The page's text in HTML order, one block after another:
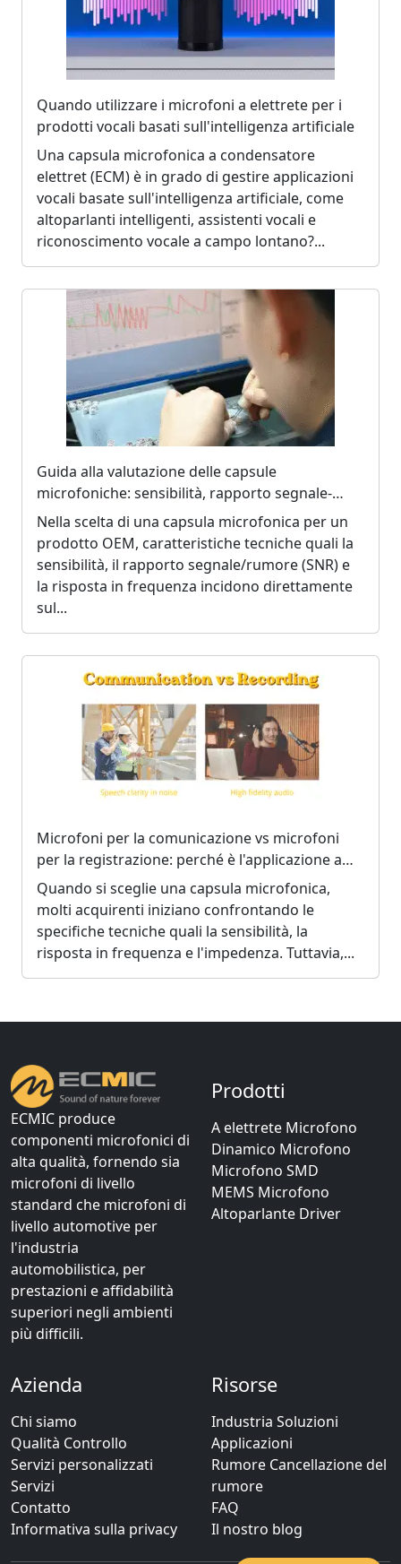
Quando utilizzare i microfoni a elettrete per i
prodotti vocali basati sull'intelligenza artificiale
Una capsula microfonica a condensatore
elettret (ECM) è in grado di gestire applicazioni
vocali basate sull'intelligenza artificiale, come
altoparlanti intelligenti, assistenti vocali e
riconoscimento vocale a campo lontano?...
Guida alla valutazione delle capsule
microfoniche: sensibilità, rapporto segnale-
rumore (SNR) e risposta in frequenza
Nella scelta di una capsula microfonica per un
prodotto OEM, caratteristiche tecniche quali la
sensibilità, il rapporto segnale/rumore (SNR) e
la risposta in frequenza incidono direttamente
sul...
Microfoni per la comunicazione vs microfoni
per la registrazione: perché è l'applicazione a
determinare la scelta
Quando si sceglie una capsula microfonica,
molti acquirenti iniziano confrontando le
specifiche tecniche quali la sensibilità, la
risposta in frequenza e l'impedenza. Tuttavia,...
ECMIC produce
componenti microfonici di
alta qualità, fornendo sia
microfoni di livello
standard che microfoni di
livello automotive per
l'industria
automobilistica, per
prestazioni e affidabilità
superiori negli ambienti
più difficili.
Prodotti
A elettrete Microfono
Dinamico Microfono
Microfono SMD
MEMS Microfono
Altoparlante Driver
Azienda
Chi siamo
Qualità Controllo
Servizi personalizzati
Servizi
Contatto
Informativa sulla privacy
Risorse
Industria Soluzioni
Applicazioni
Rumore Cancellazione del
rumore
FAQ
Il nostro blog